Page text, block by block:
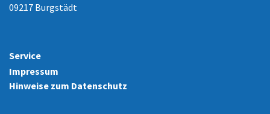
09217 Burgstädt
Service
Impressum
Hinweise zum Datenschutz